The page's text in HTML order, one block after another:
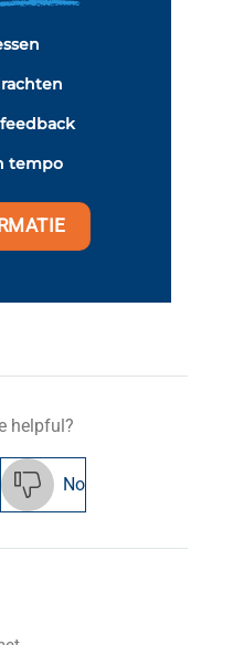
tempo
helpful?
No